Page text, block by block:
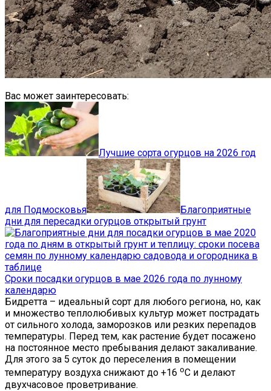
Вас может заинтересовать:
Лучшие сорта огурцов на 2026 год
для Подмосковья
Благоприятные
дни для пересадки огурцов открытый грунт
Сроки посадки огурцов в мае 2026 года по лунному
календарю
Бидретта – идеальный сорт для любого региона, но, как
и множество теплолюбивых культур может пострадать
от сильного холода, заморозков или резких перепадов
температуры. Перед тем, как растение будет посажено
на постоянное место пребывания делают закаливание.
Для этого за 5 суток до переселения в помещении
температуру воздуха снижают до +16 оС и делают
двухчасовое проветривание.